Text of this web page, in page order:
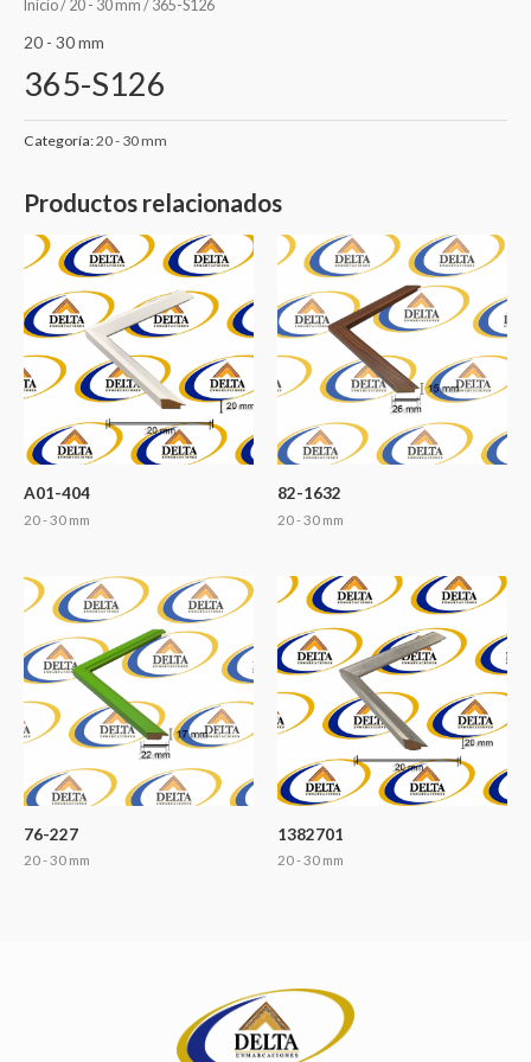
Inicio/ 20 - 30 mm / 365-S126
20 - 30 mm
365-S126
Categoría:20 - 30 mm
Productos relacionados
A01-404
20 - 30 mm
82-1632
20 - 30 mm
76-227
20 - 30 mm
1382701
20 - 30 mm